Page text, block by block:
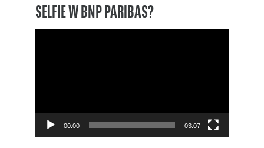
SELFIE W BNP PARIBAS?
00:00 03:07